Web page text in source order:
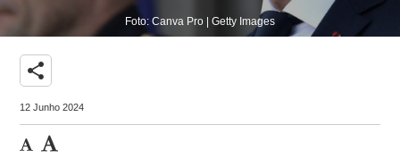
Foto: Canva Pro | Getty Images
share
12 Junho 2024